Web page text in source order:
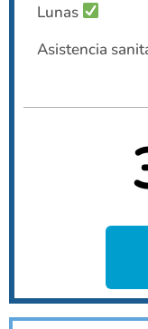
Lunas
Asistencia